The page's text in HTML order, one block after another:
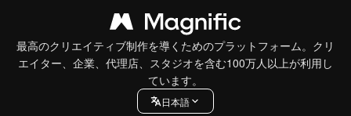
最高のクリエイティブ制作を導くためのプラットフォーム。クリ
エイター、企業、代理店、スタジオを含む100万人以上が利用し
ています。
日本語